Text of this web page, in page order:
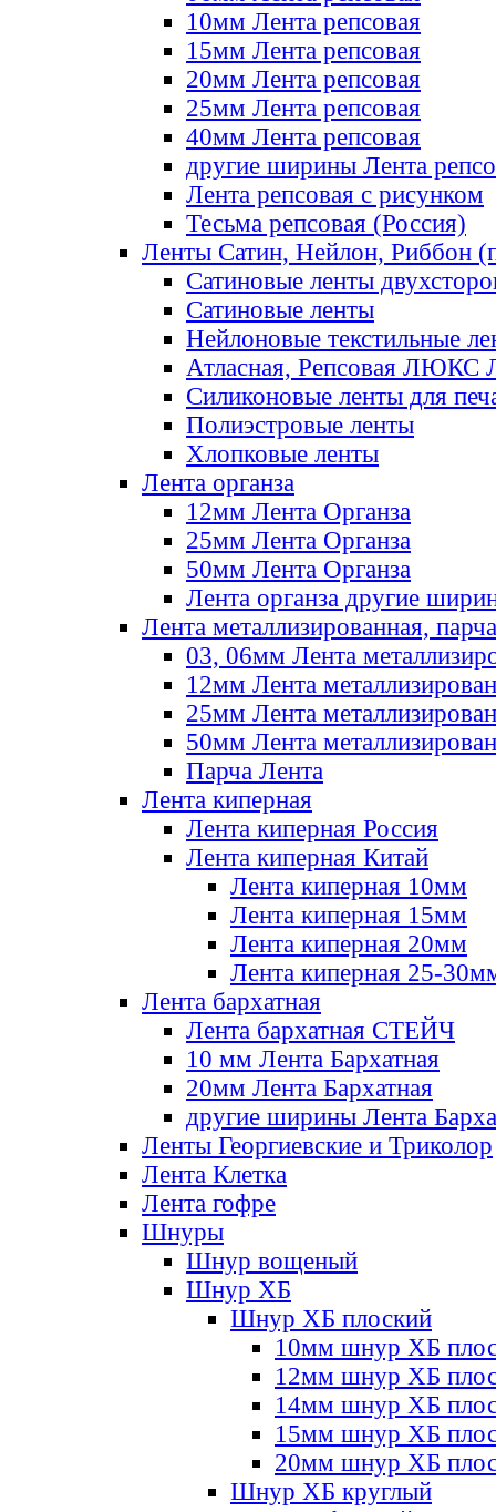
10мм Лента репсовая
15мм Лента репсовая
20мм Лента репсовая
25мм Лента репсовая
40мм Лента репсовая
другие ширины Лента
Лента репсовая с рисунком
Тесьма репсовая (Россия)
Ленты Сатин, Нейлон, Риббон
Сатиновые ленты
Сатиновые ленты
Нейлоновые текстильные
Атласная, Репсовая ЛЮКС
Силиконовые ленты для
Полиэстровые ленты
Хлопковые ленты
Лента органза
12мм Лента Органза
25мм Лента Органза
50мм Лента Органза
Лента органза другие
Лента металлизированная, парча
03, 06мм Лента
12мм Лента
25мм Лента
50мм Лента
Парча Лента
Лента киперная
Лента киперная Россия
Лента киперная Китай
Лента киперная 10мм
Лента киперная 15мм
Лента киперная 20мм
Лента киперная 25-
Лента бархатная
Лента бархатная СТЕЙЧ
10 мм Лента Бархатная
20мм Лента Бархатная
другие ширины Лента
Ленты Георгиевские и Триколор
Лента Клетка
Лента гофре
Шнуры
Шнур вощеный
Шнур ХБ
Шнур ХБ плоский
10мм шнур ХБ
12мм шнур ХБ
14мм шнур ХБ
15мм шнур ХБ
20мм шнур ХБ
Шнур ХБ круглый